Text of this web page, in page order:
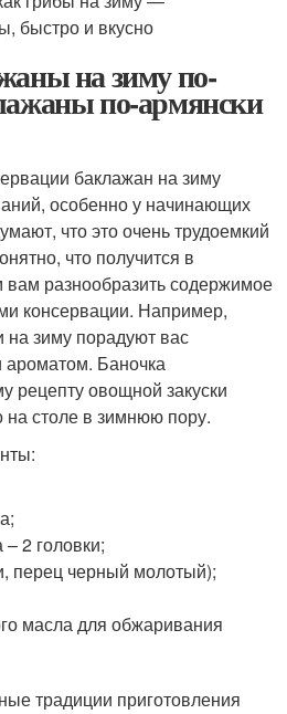
на зиму по-
по-армянски
баклажан на зиму
особенно у начинающих
что это очень трудоемкий
что получится в
вам разнообразить содержимое
консервации. Например,
зиму порадуют вас
Баночка
рецепту овощной закуски
на столе в зимнюю пору.
– 2 головки;
перец черный молотый);
масла для обжаривания
традиции приготовления